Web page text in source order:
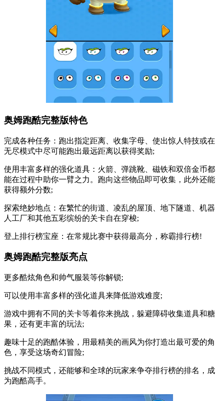
奥姆跑酷完整版特色
完成各种任务：跑出指定距离、收集字母、使出惊人特技或在
无尽模式中尽可能跑出最远距离以获得奖励;
使用丰富多样的强化道具：火箭、弹跳靴、磁铁和双倍金币都
能在过程中助你一臂之力。跑向这些物品即可收集，此外还能
获得额外分数;
探索绝妙地点：在繁忙的街道、凌乱的屋顶、地下隧道、机器
人工厂和其他五彩缤纷的关卡自在穿梭;
登上排行榜宝座：在常规比赛中获得最高分，称霸排行榜!
奥姆跑酷完整版亮点
更多酷炫角色和帅气服装等你解锁;
可以使用丰富多样的强化道具来降低游戏难度;
游戏中拥有不同的关卡等着你来挑战，躲避障碍收集道具和糖
果，还有更丰富的玩法;
趣味十足的跑酷体验，用最精美的画风为你打造出最可爱的角
色，享受这场奇幻冒险;
挑战不同模式，还能够和全球的玩家来争夺排行榜的排名，成
为跑酷高手。